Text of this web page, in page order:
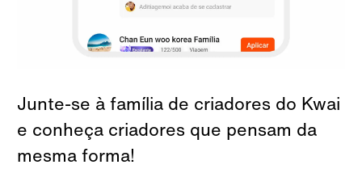
Junte-se à família de criadores do Kwai
e conheça criadores que pensam da
mesma forma!